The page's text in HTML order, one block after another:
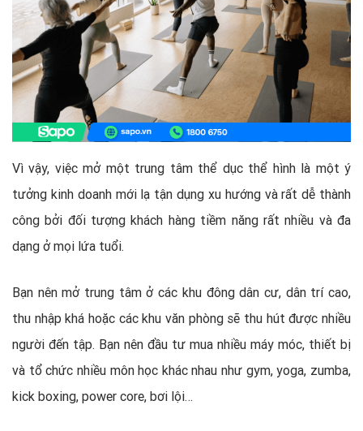
Vì vậy, việc mở một trung tâm thể dục thể hình là một ý
tưởng kinh doanh mới lạ tận dụng xu hướng và rất dễ thành
công bởi đối tượng khách hàng tiềm năng rất nhiều và đa
dạng ở mọi lứa tuổi.
Bạn nên mở trung tâm ở các khu đông dân cư, dân trí cao,
thu nhập khá hoặc các khu văn phòng sẽ thu hút được nhiều
người đến tập. Bạn nên đầu tư mua nhiều máy móc, thiết bị
và tổ chức nhiều môn học khác nhau như gym, yoga, zumba,
kick boxing, power core, bơi lội…